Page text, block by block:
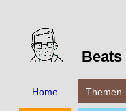
Home Themen